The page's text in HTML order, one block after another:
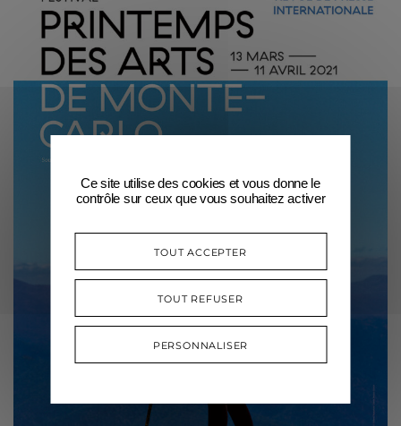
Ce site utilise des cookies et vous donne le
contrôle sur ceux que vous souhaitez activer
TOUT ACCEPTER
TOUT REFUSER
PERSONNALISER